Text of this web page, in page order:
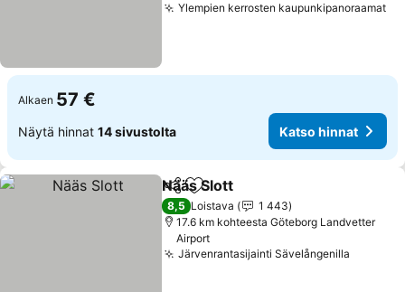
Ylempien kerrosten kaupunkipanoraamat
Alkaen 57 €
Näytä hinnat 14 sivustolta Katso hinnat
Jaa Lisää suosikkeihin
Nääs Slott
8,5 Loistava
1 443
17.6 km kohteesta Göteborg Landvetter
Airport
Järvenrantasijainti Sävelångenilla